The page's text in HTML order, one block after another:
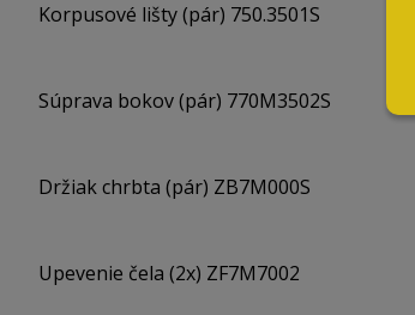
Korpusové lišty (pár) 750.3501S
Súprava bokov (pár) 770M3502S
Držiak chrbta (pár) ZB7M000S
Upevenie čela (2x) ZF7M7002